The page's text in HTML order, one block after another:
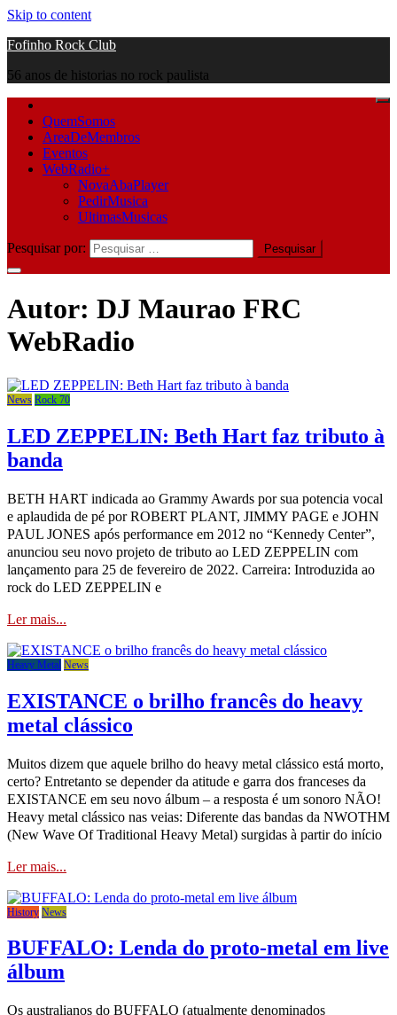
Skip to content
Fofinho Rock Club
56 anos de historias no rock paulista
QuemSomos
AreaDeMembros
Eventos
WebRadio+
NovaAbaPlayer
PedirMusica
UltimasMusicas
Pesquisar por:
Autor: DJ Maurao FRC
WebRadio
News Rock 70
LED ZEPPELIN: Beth Hart faz tributo à
banda
BETH HART indicada ao Grammy Awards por sua potencia vocal
e aplaudida de pé por ROBERT PLANT, JIMMY PAGE e JOHN
PAUL JONES após performance em 2012 no “Kennedy Center”,
anunciou seu novo projeto de tributo ao LED ZEPPELIN com
lançamento para 25 de fevereiro de 2022. Carreira: Introduzida ao
rock do LED ZEPPELIN e
Ler mais...
Heavy Metal News
EXISTANCE o brilho francês do heavy
metal clássico
Muitos dizem que aquele brilho do heavy metal clássico está morto,
certo? Entretanto se depender da atitude e garra dos franceses da
EXISTANCE em seu novo álbum – a resposta é um sonoro NÃO!
Heavy metal clássico nas veias: Diferente das bandas da NWOTHM
(New Wave Of Traditional Heavy Metal) surgidas à partir do início
Ler mais...
History News
BUFFALO: Lenda do proto-metal em live
álbum
Os australianos do BUFFALO (atualmente denominados